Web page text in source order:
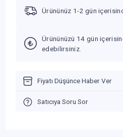
Ürününüz 1-2 gün
Ürününüzü 14 gün
edebilirsiniz.
Fiyatı Düşünce Haber Ver
Satıcıya Soru Sor